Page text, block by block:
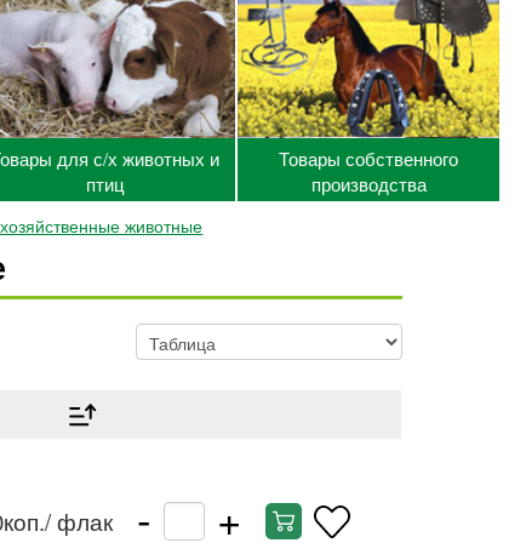
для с/х животных и
птиц
Товары собственного
производства
животные
/ флак - +